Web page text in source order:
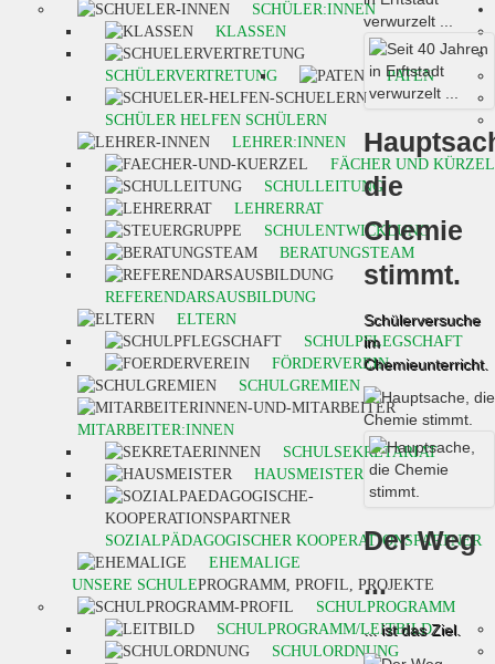
die
Chemie
stimmt.
Schülerversuche
im
Chemieunterricht.
Der Weg
...
... ist das Ziel.
SCHÜLER:INNEN
KLASSEN
SCHÜLERVERTRETUNG PATEN
SCHÜLER HELFEN SCHÜLERN
LEHRER:INNEN
FÄCHER UND KÜRZEL
SCHULLEITUNG
LEHRERRAT
SCHULENTWICKLUNG
BERATUNGSTEAM
REFERENDARSAUSBILDUNG
ELTERN
SCHULPFLEGSCHAFT
FÖRDERVEREIN
SCHULGREMIEN
MITARBEITER:INNEN
SCHULSEKRETARIAT
HAUSMEISTER
SOZIALPÄDAGOGISCHER KOOPERATIONSPARTNER
EHEMALIGE
UNSERE SCHULEPROGRAMM, PROFIL, PROJEKTE
SCHULPROGRAMM
SCHULPROGRAMM/LEITBILD
SCHULORDNUNG